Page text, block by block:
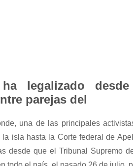
legalizado
parejas del
una de las principales
isla hasta la Corte federal de
desde que el Tribunal Supremo